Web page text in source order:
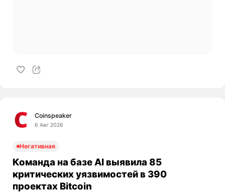
Coinspeaker
6 Авг 2026
Негативная
Команда на базе AI выявила 85
критических уязвимостей в 390
проектах Bitcoin